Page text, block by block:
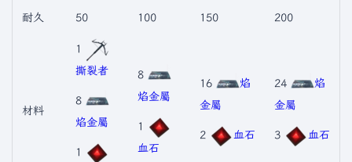
耐久 50 100 150 200
材料
1
撕裂者
8
焰金屬
1
8
焰金屬
1
血石
16
焰
金屬
2 血石
24
焰
金屬
3 血石